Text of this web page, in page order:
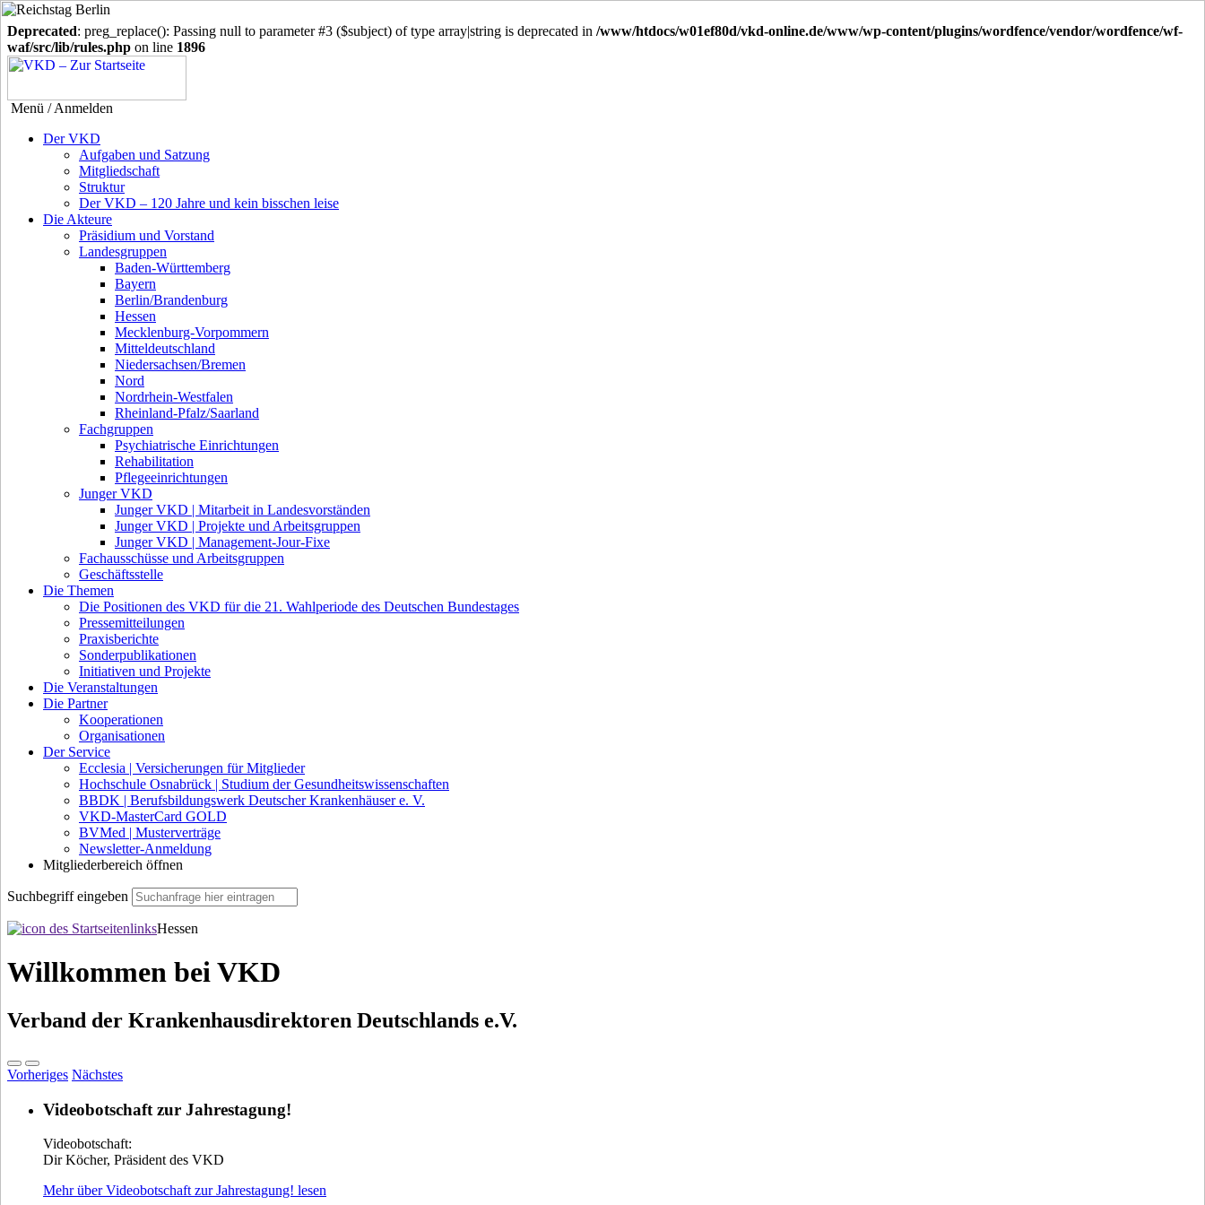
Deprecated: preg_replace(): Passing null to parameter #3 ($subject) of type array|string is deprecated in /www/htdocs/w01ef80d/vkd-online.de/www/wp-content/plugins/wordfence/vendor/wordfence/wf-
waf/src/lib/rules.php on line 1896
Menü / Anmelden
Der VKD
Aufgaben und Satzung
Mitgliedschaft
Struktur
Der VKD – 120 Jahre und kein bisschen leise
Die Akteure
Präsidium und Vorstand
Landesgruppen
Baden-Württemberg
Bayern
Berlin/Brandenburg
Hessen
Mecklenburg-Vorpommern
Mitteldeutschland
Niedersachsen/Bremen
Nord
Nordrhein-Westfalen
Rheinland-Pfalz/Saarland
Fachgruppen
Psychiatrische Einrichtungen
Rehabilitation
Pflegeeinrichtungen
Junger VKD
Junger VKD | Mitarbeit in Landesvorständen
Junger VKD | Projekte und Arbeitsgruppen
Junger VKD | Management-Jour-Fixe
Fachausschüsse und Arbeitsgruppen
Geschäftsstelle
Die Themen
Die Positionen des VKD für die 21. Wahlperiode des Deutschen Bundestages
Pressemitteilungen
Praxisberichte
Sonderpublikationen
Initiativen und Projekte
Die Veranstaltungen
Die Partner
Kooperationen
Organisationen
Der Service
Ecclesia | Versicherungen für Mitglieder
Hochschule Osnabrück | Studium der Gesundheitswissenschaften
BBDK | Berufsbildungswerk Deutscher Krankenhäuser e. V.
VKD-MasterCard GOLD
BVMed | Musterverträge
Newsletter-Anmeldung
Mitgliederbereich öffnen
Suchbegriff eingeben
Hessen
Willkommen bei VKD
Verband der Krankenhausdirektoren Deutschlands e.V.
Vorheriges Nächstes
Videobotschaft zur Jahrestagung!
Videobotschaft:
Dir Köcher, Präsident des VKD
Mehr über Videobotschaft zur Jahrestagung! lesen